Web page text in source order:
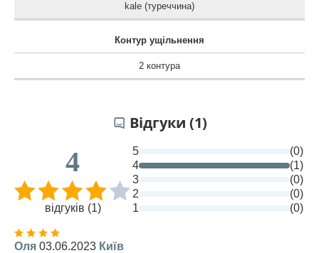
kale (туреччина)
Контур ущільнення
2 контура
Відгуки (1)
4
відгуків (1)
5
(0)
4
(1)
3
(0)
2
(0)
1
(0)
Оля 03.06.2023 Київ